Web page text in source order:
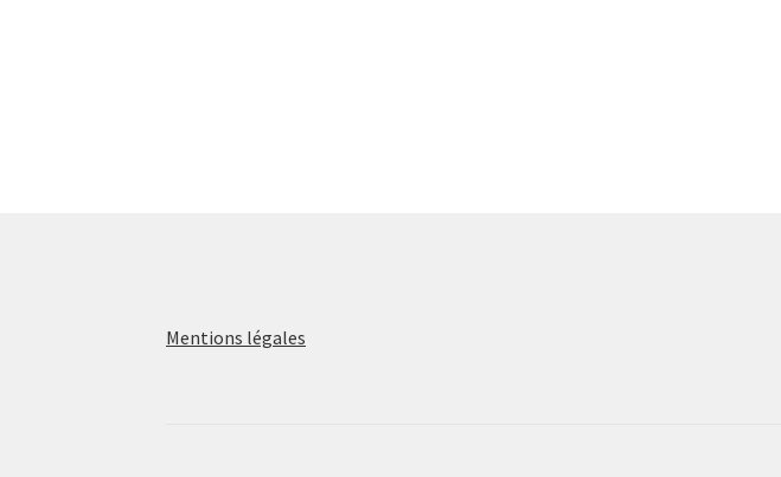
Mentions légales